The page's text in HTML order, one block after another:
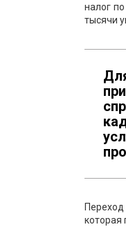
налог
тысячи
которая